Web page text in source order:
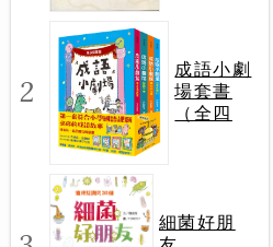
2
成語小劇
場套書
（全四
細菌好朋